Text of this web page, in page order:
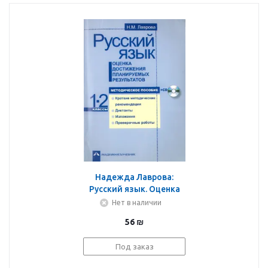
Надежда Лаврова:
Русский язык. Оценка
достижения
результатов. 1-2 классы.
Методическое пособие
+CD
Нет в наличии
56 ₪
Под заказ